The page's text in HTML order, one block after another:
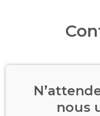
nous